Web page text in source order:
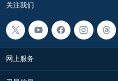
关注我们
网上服务